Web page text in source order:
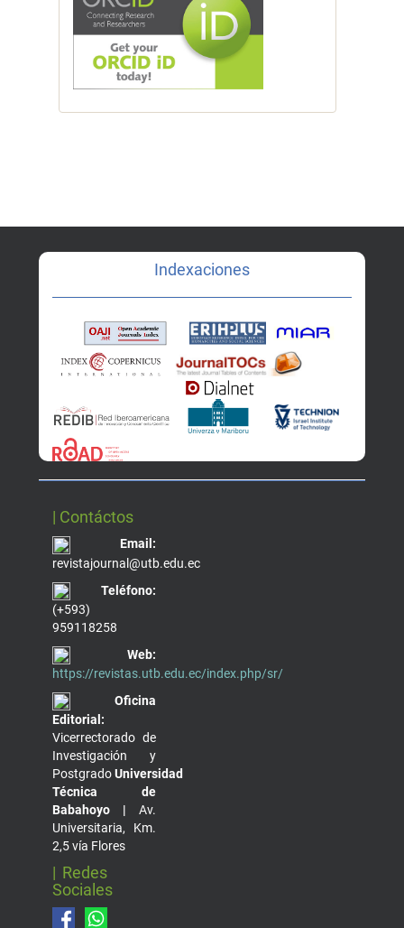
Indexaciones
| Contáctos
Email:
revistajournal@utb.edu.ec
Teléfono:
(+593)
959118258
Web:
https://revistas.utb.edu.ec/index.php/sr/
Oficina
Editorial:
Vicerrectorado de
Investigación y
PostgradoUniversidad
Técnica de
Babahoyo | Av.
Universitaria, Km.
2,5 vía Flores
| Redes
Sociales